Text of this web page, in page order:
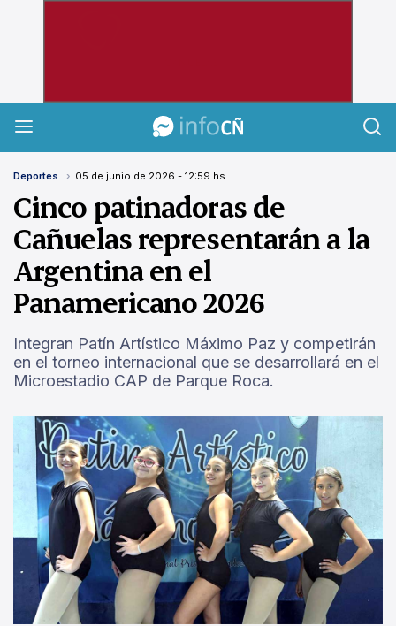
Deportes 05 de junio de 2026 - 12:59 hs
Cinco patinadoras de
Cañuelas representarán a la
Argentina en el
Panamericano 2026
Integran Patín Artístico Máximo Paz y competirán
en el torneo internacional que se desarrollará en el
Microestadio CAP de Parque Roca.